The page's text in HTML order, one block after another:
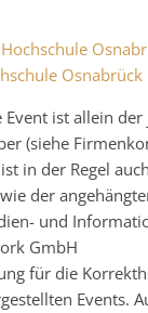
Osnabrück
Event ist allein
(siehe
in der Regel
der
und
GmbH
für die
Events.